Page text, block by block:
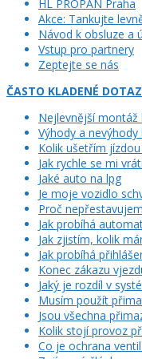
HL PROPAN Praha
Akce: Tankujte
Návod k obsluze a
Vstup pro partnery
Zeptejte se nás
ČASTO KLADENÉ
Nejlevnější montáž
Výhody a nevýhody
Kolik ušetřím jízdou
Jak rychle se mi
Jaké auto na lpg
Je moje vozidlo
Proč
Jak probíhá
Jak zjistím, kolik
Jak probíhá
Konec zákazu
Jaký je rozdíl v
Musím použít
Jsou všechna
Kolik stojí provoz
Co je ochrana